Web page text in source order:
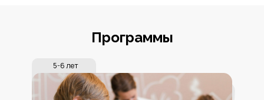
Программы
5-6 лет